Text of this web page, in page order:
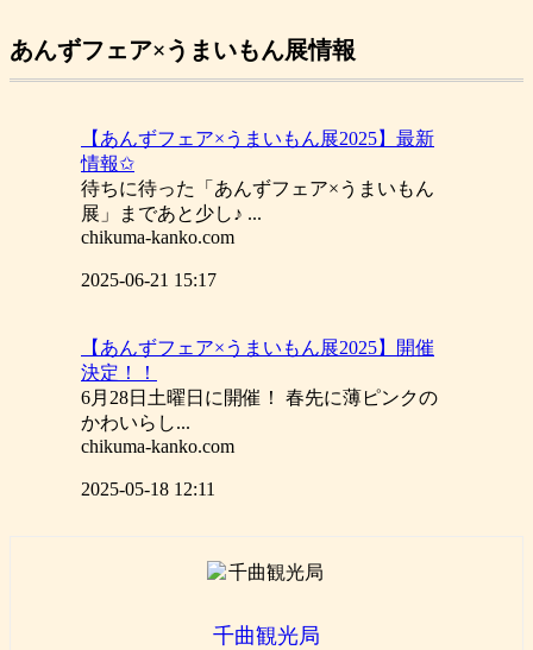
あんずフェア×うまいもん展情報
【あんずフェア×うまいもん展2025】最新
情報✩
待ちに待った「あんずフェア×うまいもん
展」まであと少し♪ ...
chikuma-kanko.com
2025-06-21 15:17
【あんずフェア×うまいもん展2025】開催
決定！！
6月28日土曜日に開催！ 春先に薄ピンクの
かわいらし...
chikuma-kanko.com
2025-05-18 12:11
千曲観光局